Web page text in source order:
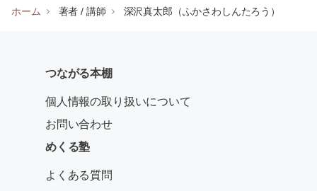
ホーム 著者 / 講師 深沢真太郎（ふかさわしんたろう）
つながる本棚
個人情報の取り扱いについて
お問い合わせ
めくる塾
よくある質問